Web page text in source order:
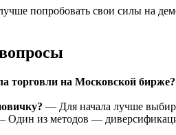
попробовать свои силы на
торговли на Московской бирже?
— Для начала лучше
Один из методов —